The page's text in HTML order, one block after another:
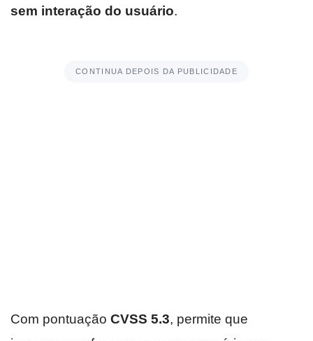
sem interação do usuário.
CONTINUA DEPOIS DA PUBLICIDADE
Com pontuação CVSS 5.3, permite que